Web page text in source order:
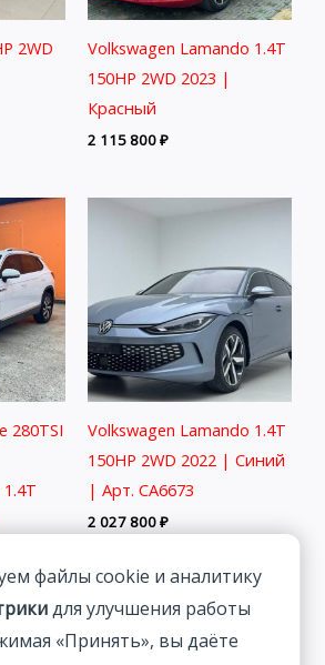
2WD
Volkswagen Lamando 1.4T
150HP 2WD 2023 |
Красный
2 115 800₽
280TSI
Volkswagen Lamando 1.4T
150HP 2WD 2022 | Синий
| Арт. CA6673
2 027 800₽
файлы cookie и аналитику
для улучшения работы
«Принять», вы даёте